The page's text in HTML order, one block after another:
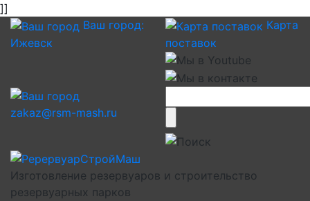
]]
Ваш город:
Ижевск
Карта
поставок
zakaz@rsm-mash.ru
Изготовление резервуаров и строительство
резервуарных парков